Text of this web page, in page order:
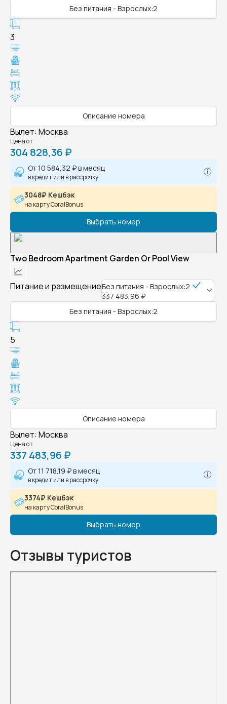
Без питания - Взрослых:2
3
Описание номера
Вылет: Москва
Цена от
304 828,36 ₽
От10 584,32 ₽в месяц
в кредит или в рассрочку
3048₽ Кешбэк
на карту CoralBonus
Выбрать номер
Two Bedroom Apartment Garden Or Pool View
Питание и размещениеБез питания - Взрослых:2
337 483,96 ₽
Без питания - Взрослых:2
5
Описание номера
Вылет: Москва
Цена от
337 483,96 ₽
От11 718,19 ₽в месяц
в кредит или в рассрочку
3374₽ Кешбэк
на карту CoralBonus
Выбрать номер
Отзывы туристов